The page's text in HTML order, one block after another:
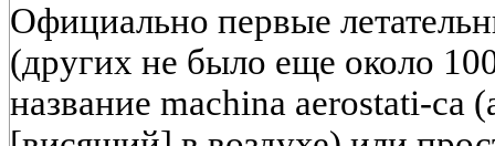
Официально первые
(других не было еще около
название machina aerostati-са